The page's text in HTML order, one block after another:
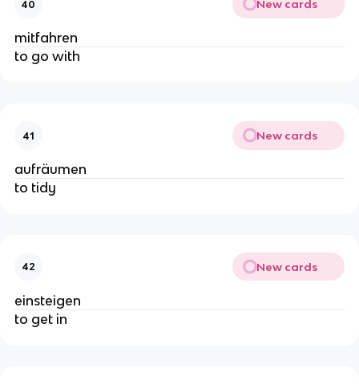
40 New cards
mitfahren
to go with
41 New cards
aufräumen
to tidy
42 New cards
einsteigen
to get in